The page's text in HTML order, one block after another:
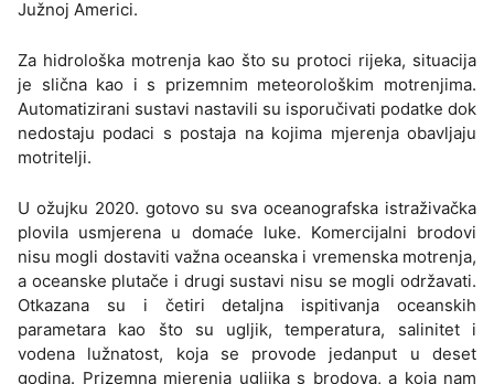
Južnoj Americi.
Za hidrološka motrenja kao što su protoci rijeka, situacija
je slična kao i s prizemnim meteorološkim motrenjima.
Automatizirani sustavi nastavili su isporučivati podatke dok
nedostaju podaci s postaja na kojima mjerenja obavljaju
motritelji.
U ožujku 2020. gotovo su sva oceanografska istraživačka
plovila usmjerena u domaće luke. Komercijalni brodovi
nisu mogli dostaviti važna oceanska i vremenska motrenja,
a oceanske plutače i drugi sustavi nisu se mogli održavati.
Otkazana su i četiri detaljna ispitivanja oceanskih
parametara kao što su ugljik, temperatura, salinitet i
vodena lužnatost, koja se provode jedanput u deset
godina. Prizemna mjerenja ugljika s brodova, a koja nam